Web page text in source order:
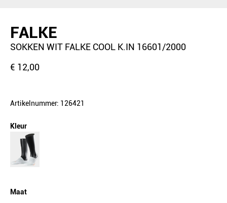
FALKE
SOKKEN WIT FALKE COOL K.IN 16601/2000
€ 12,00
Artikelnummer: 126421
Kleur
Maat